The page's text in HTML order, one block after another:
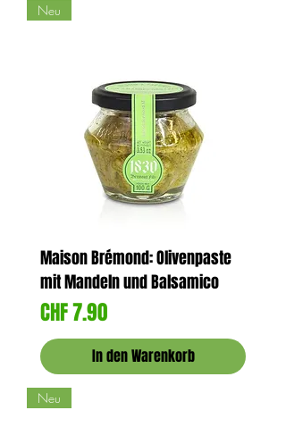
Neu
Maison Brémond: Olivenpaste
mit Mandeln und Balsamico
Preis
CHF 7.90
In den Warenkorb
Neu